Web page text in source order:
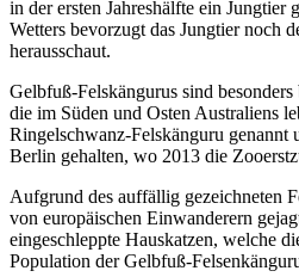
in der ersten Jahreshälfte ein Jungtier
Wetters bevorzugt das Jungtier noch
herausschaut.
Gelbfuß-Felskängurus sind
die im Süden und Osten Australiens
Ringelschwanz-Felskänguru genannt
Berlin gehalten, wo 2013 die
Aufgrund des auffällig gezeichneten
von europäischen Einwanderern
eingeschleppte Hauskatzen, welche
Population der Gelbfuß-